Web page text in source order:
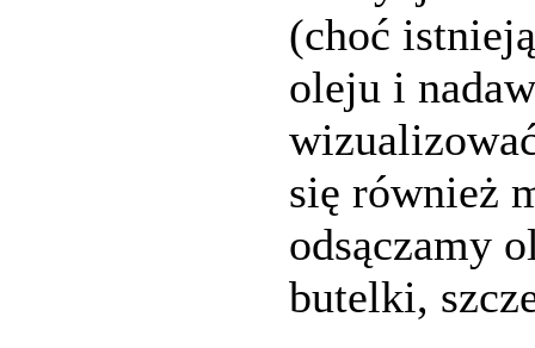
(choć
oleju i
się również
odsączamy
butelki,